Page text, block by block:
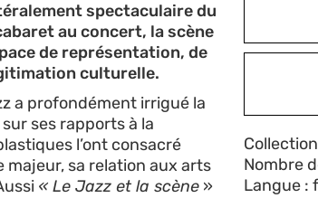
spectaculaire du
au concert, la scène
de représentation, de
culturelle.
a profondément irrigué la
ses rapports à la
l’ont consacré
sa relation aux arts
« Le Jazz et la scène»
Nombre
Langue :